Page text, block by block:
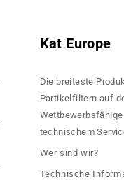
Kat Europe
Die breiteste
Partikelfiltern auf
technischem
Wer sind wir?
Technische